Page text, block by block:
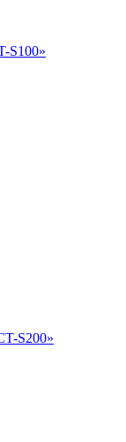
S100»
S200»